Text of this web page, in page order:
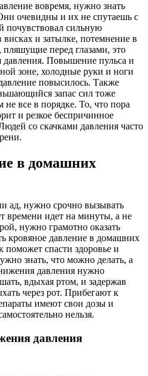
вовремя, нужно знать
очевидны и их не спутаешь с
почувствовал сильную
и затылке, потемнение в
перед глазами, это
давления. Повышение пульса и
зоне, холодные руки и ноги
повысилось. Также
запас сил тоже
не все в порядке. То, что пора
и резкое беспричинное
со скачками давления часто
в домашних
ад, нужно срочно вызывать
времени идет на минуты, а не
нужно грамотно оказать
кровяное давление в домашних
поможет спасти здоровье и
знать, что можно делать, а
давления нужно
вдыхая ртом, и задержав
через рот. Прибегают к
имеют свои дозы и
нельзя.
давления